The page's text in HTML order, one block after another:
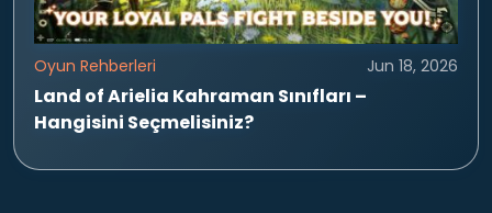
Oyun Rehberleri Jun 18, 2026
Land of Arielia Kahraman Sınıfları –
Hangisini Seçmelisiniz?